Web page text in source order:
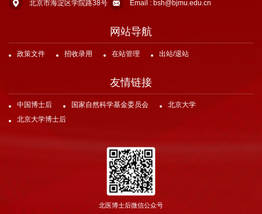
北京市海淀区学院路38号 Email : bsh@bjmu.edu.cn
网站导航
政策文件 招收录用 在站管理 出站/退站
友情链接
中国博士后 国家自然科学基金委员会
北京大学
北京大学博士后
北医博士后微信公众号